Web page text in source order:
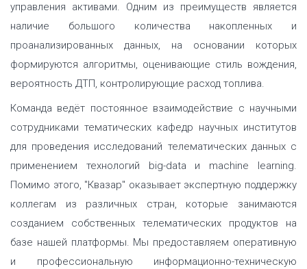
управления активами. Одним из преимуществ является
наличие большого количества накопленных и
проанализированных данных, на основании которых
формируются алгоритмы, оценивающие стиль вождения,
вероятность ДТП, контролирующие расход топлива.
Команда ведëт постоянное взаимодействие с научными
сотрудниками тематических кафедр научных институтов
для проведения исследований телематических данных с
применением технологий big-data и machine learning.
Помимо этого, "Квазар" оказывает экспертную поддержку
коллегам из различных стран, которые занимаются
созданием собственных телематических продуктов на
базе нашей платформы. Мы предоставляем оперативную
и профессиональную информационно-техническую